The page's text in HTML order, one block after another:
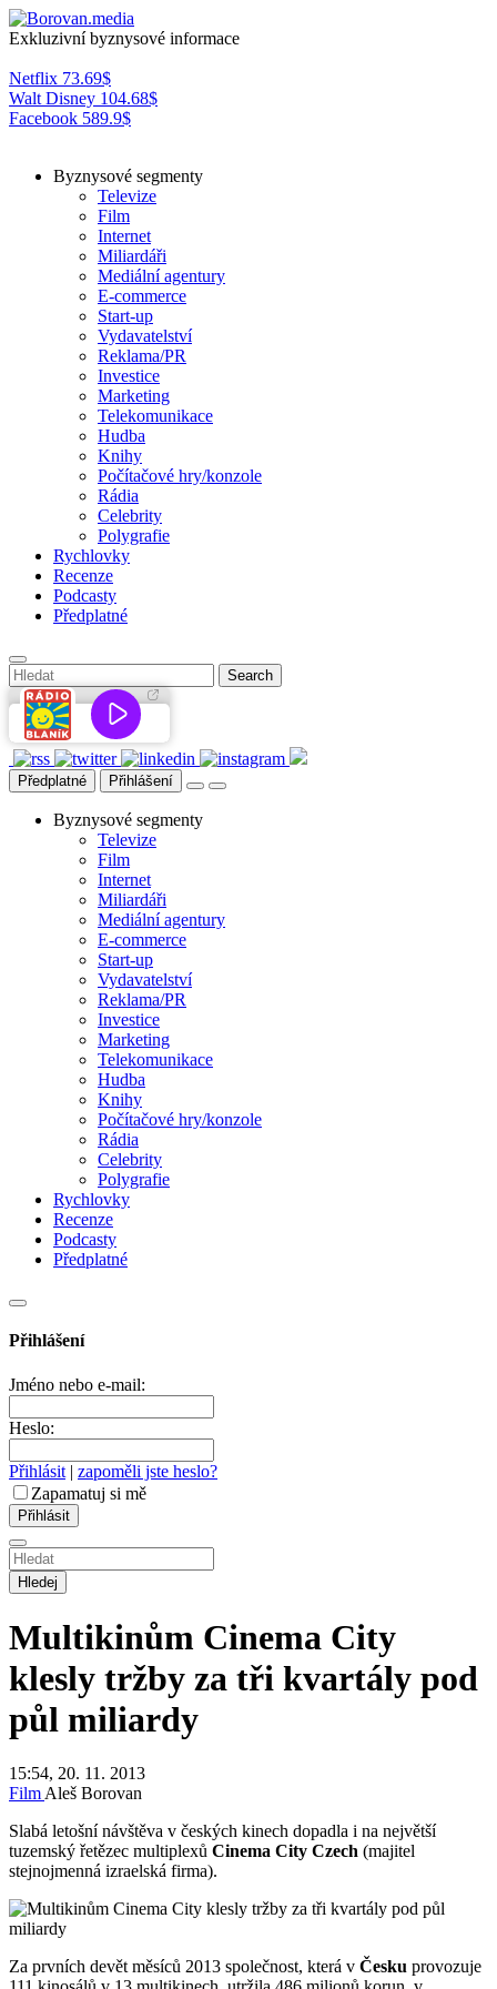
Exkluzivní byznysové informace
Netflix 73.69$
Walt Disney 104.68$
Facebook 589.9$
Byznysové segmenty
Televize
Film
Internet
Miliardáři
Mediální agentury
E-commerce
Start-up
Vydavatelství
Reklama/PR
Investice
Marketing
Telekomunikace
Hudba
Knihy
Počítačové hry/konzole
Rádia
Celebrity
Polygrafie
Rychlovky
Recenze
Podcasty
Předplatné
Předplatné Přihlášení
Byznysové segmenty
Televize
Film
Internet
Miliardáři
Mediální agentury
E-commerce
Start-up
Vydavatelství
Reklama/PR
Investice
Marketing
Telekomunikace
Hudba
Knihy
Počítačové hry/konzole
Rádia
Celebrity
Polygrafie
Rychlovky
Recenze
Podcasty
Předplatné
Přihlášení
Jméno nebo e-mail:
Heslo:
Přihlásit | zapoměli jste heslo?
Zapamatuj si mě
Hledej
Multikinům Cinema City
klesly tržby za tři kvartály pod
půl miliardy
15:54, 20. 11. 2013
FilmAleš Borovan
Slabá letošní návštěva v českých kinech dopadla i na největší
tuzemský řetězec multiplexů Cinema City Czech (majitel
stejnojmenná izraelská firma).
Za prvních devět měsíců 2013 společnost, která v Česku provozuje